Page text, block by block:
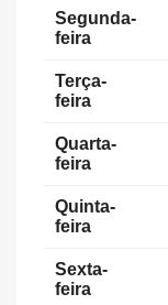
Segunda-
feira
Terça-
feira
Quarta-
feira
Quinta-
feira
Sexta-
feira